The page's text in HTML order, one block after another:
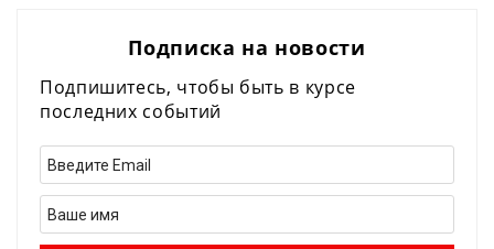
Подписка на новости
Подпишитесь, чтобы быть в курсе
последних событий